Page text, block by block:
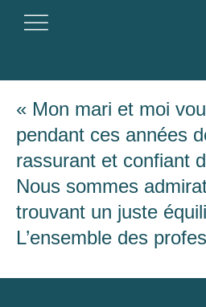
« Mon mari et moi
pendant ces années
rassurant et confiant
Nous sommes
trouvant un juste
L’ensemble des